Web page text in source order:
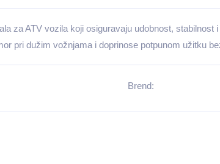
za ATV vozila koji osiguravaju udobnost,
pri dužim vožnjama i doprinose potpunom užitku
Brend: